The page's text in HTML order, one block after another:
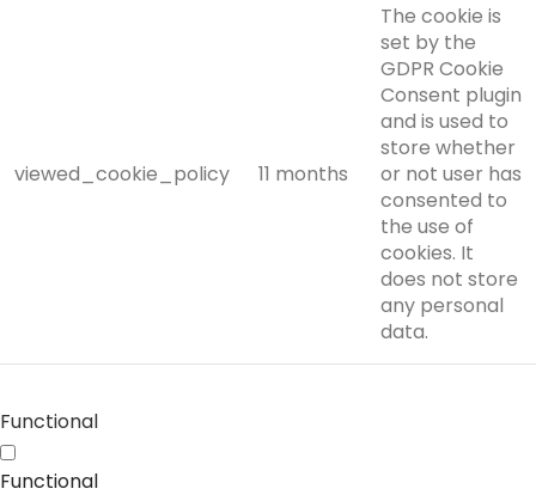
viewed_cookie_policy 11 months
The cookie is
set by the
GDPR Cookie
Consent plugin
and is used to
store whether
or not user has
consented to
the use of
cookies. It
does not store
any personal
data.
Functional
Functional